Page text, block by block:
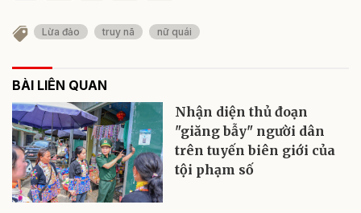
Lừa đảo truy nã nữ quái
BÀI LIÊN QUAN
Nhận diện thủ đoạn
"giăng bẫy" người dân
trên tuyến biên giới của
tội phạm số